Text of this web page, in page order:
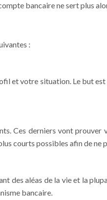
bancaire ne sert plus
:
et votre situation. Le but
Ces derniers vont
courts possibles afin de ne
des aléas de la vie et la
bancaire.